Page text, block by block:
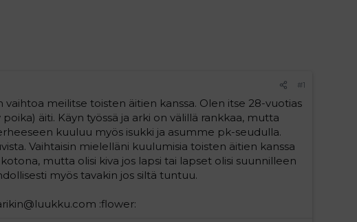
#1
vaihtoa meilitse toisten äitien kanssa. Olen itse 28-vuotias
äiti. Käyn työssä ja arki on välillä rankkaa, mutta
kuuluu myös isukki ja asumme pk-seudulla.
Vaihtaisin mielelläni kuulumisia toisten äitien kanssa
mutta olisi kiva jos lapsi tai lapset olisi suunnilleen
myös tavakin jos siltä tuntuu.
:flower: